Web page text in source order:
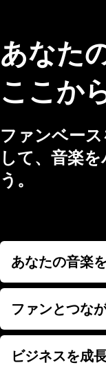
あなた
ここか
ファンベー
して、音楽
う。
あなたの音楽
あなたの音楽
ファンとつな
ファンとつな
ビジネスを成
ビジネスを成